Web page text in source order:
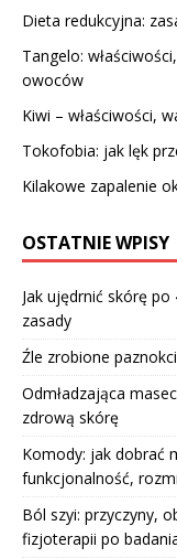
Dieta redukcyjna:
Tangelo:
owoców
Kiwi – właściwości,
Tokofobia: jak lęk
Kilakowe zapalenie
OSTATNIE WPISY
Jak ujędrnić skórę
zasady
Źle zrobione
Odmładzająca
zdrową skórę
Komody: jak dobrać
funkcjonalność,
Ból szyi: przyczyny,
fizjoterapii po